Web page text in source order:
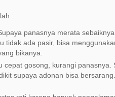
:
panasnya merata
tidak ada pasir, bisa
bikanya.
cepat gosong, kurangi panasnya.
supaya adonan bisa